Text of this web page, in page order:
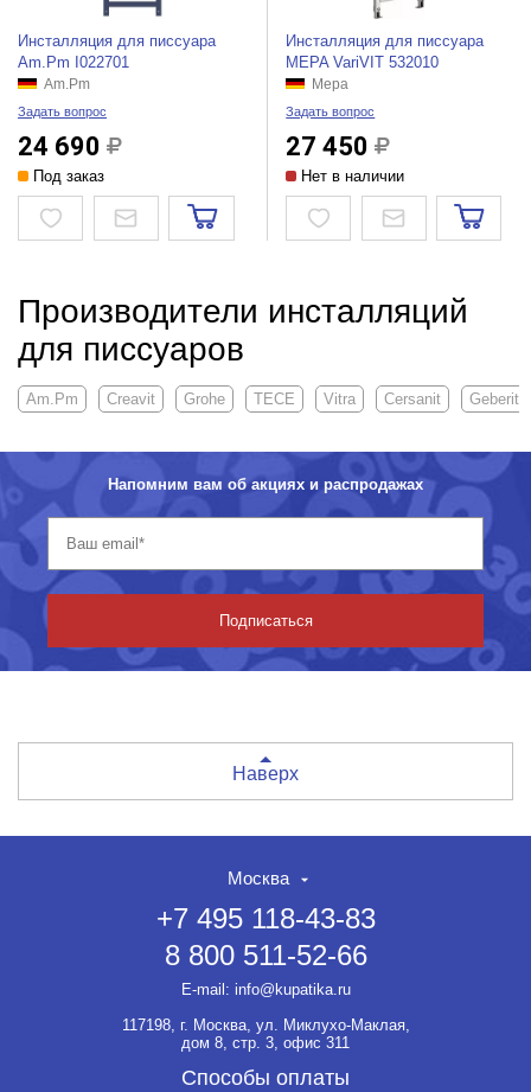
НЕТ СКИДКИ НА ТОВАР?!
ОФОРМЛЯЙТЕ ЗАКАЗ И
ВЫ ПОЛУЧИТЕ ЕЁ ДО 20%
Если товар не участвует ни в
какой акции, оформляйте
заказ и мы предоставим на
Инсталляция для писсуара
Am.Pm I022701
Am.Pm
Задать вопрос
24 690
Под заказ
Инсталляция для писсуара
MEPA VariVIT 532010
Mepa
Задать вопрос
27 450
Нет в наличии
Производители инсталляций
для писсуаров
Am.Pm Creavit Grohe TECE Vitra Cersanit Geberit
Напомним вам об акциях и распродажах
Подписаться
Наверх
Москва
+7 495 118-43-83
8 800 511-52-66
E-mail: info@kupatika.ru
117198, г. Москва, ул. Миклухо-Маклая,
дом 8, стр. 3, офис 311
Способы оплаты